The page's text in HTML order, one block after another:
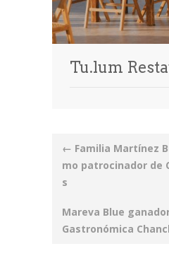
Tu.lum
Post
navigation
← Familia Martínez
mo patrocinador de
s
Mareva Blue
Gastronómica